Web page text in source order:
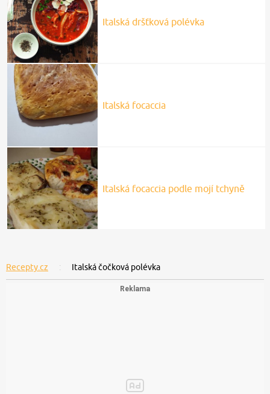
Italská dršťková polévka
Italská focaccia
Italská focaccia podle mojí tchyně
Recepty.cz Italská čočková polévka